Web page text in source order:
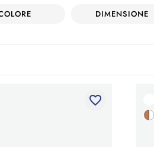
DIMENSIONE
favorite_border